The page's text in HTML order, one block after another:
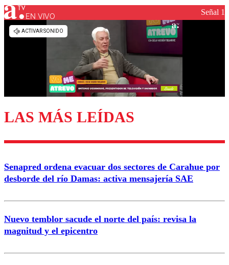
Los comentarios son moderados para garantizar un
diálogo respetuoso.
Enviar comentario
EN VIVO Señal 1
LAS MÁS LEÍDAS
Senapred ordena evacuar dos sectores de Carahue por
desborde del río Damas: activa mensajería SAE
Nuevo temblor sacude el norte del país: revisa la
magnitud y el epicentro